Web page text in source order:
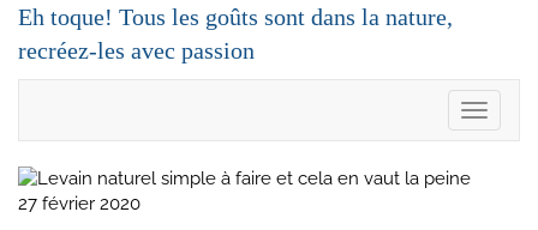
Skip
content
Eh toque! Tous les goûts sont dans la nature,
recréez-les avec passion
Toggle
27 février 2020